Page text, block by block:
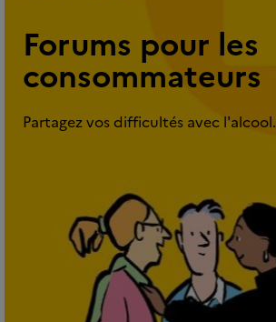
Forums pour les
consommateurs
Partagez vos difficultés avec l'alcool.